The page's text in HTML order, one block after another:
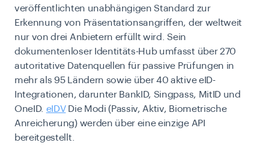
veröffentlichten unabhängigen Standard zur
Erkennung von Präsentationsangriffen, der weltweit
nur von drei Anbietern erfüllt wird. Sein
dokumentenloser Identitäts-Hub umfasst über 270
autoritative Datenquellen für passive Prüfungen in
mehr als 95 Ländern sowie über 40 aktive eID-
Integrationen, darunter BankID, Singpass, MitID und
OneID. eIDVDie Modi (Passiv, Aktiv, Biometrische
Anreicherung) werden über eine einzige API
bereitgestellt.